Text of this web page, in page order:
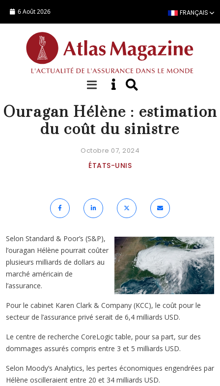
6 Août 2026 FRANÇAIS
ACTUALITÉ
Ouragan Hélène : estimation
du coût du sinistre
Octobre 07, 2024
ÉTATS-UNIS
Selon Standard & Poor’s (S&P),
l’ouragan Hélène pourrait coûter
plusieurs milliards de dollars au
marché américain de
l’assurance.
Pour le cabinet Karen Clark & Company (KCC), le coût pour le
secteur de l’assurance privé serait de 6,4 milliards USD.
Le centre de recherche CoreLogic table, pour sa part, sur des
dommages assurés compris entre 3 et 5 milliards USD.
Selon Moody’s Analytics, les pertes économiques engendrées par
Hélène oscilleraient entre 20 et 34 milliards USD.